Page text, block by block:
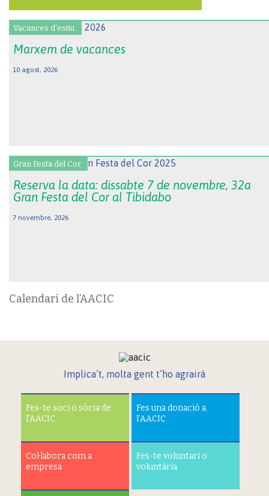
Vacances d'estiu.
Marxem de vacances
10 agost, 2026
Gran Festa del Cor.
Reserva la data: dissabte 7 de novembre, 32a
Gran Festa del Cor al Tibidabo
7 novembre, 2026
Calendari de l’AACIC
Implica’t, molta gent t’ho agrairà
Fes-te soci o sòcia de
l’AACIC
Fes una donació a
l’AACIC
Col·labora com a
empresa
Fes-te voluntari o
voluntària